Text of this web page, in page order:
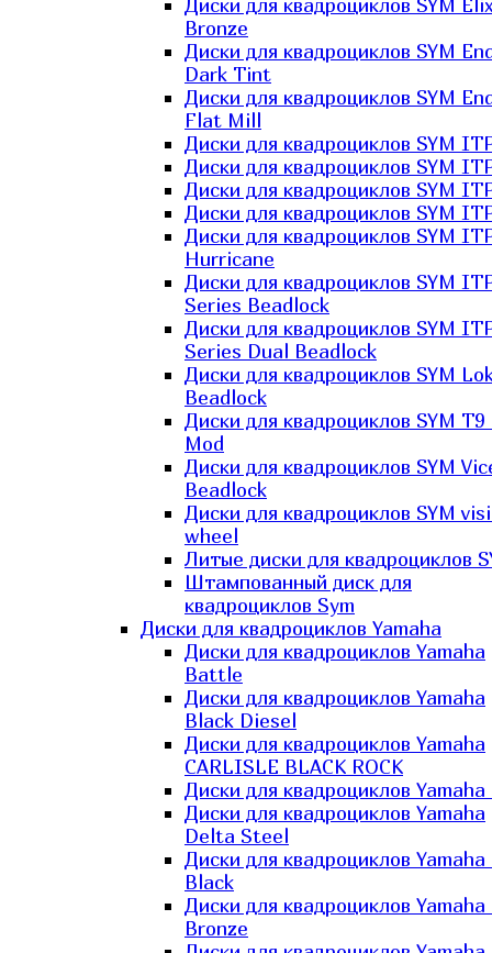
Диски для квадроциклов SYM
Bronze
Диски для квадроциклов SYM
Dark Tint
Диски для квадроциклов SYM
Flat Mill
Диски для квадроциклов SYM
Диски для квадроциклов SYM
Диски для квадроциклов SYM
Диски для квадроциклов SYM
Диски для квадроциклов SYM
Hurricane
Диски для квадроциклов SYM
Series Beadlock
Диски для квадроциклов SYM
Series Dual Beadlock
Диски для квадроциклов SYM
Beadlock
Диски для квадроциклов SYM T9
Mod
Диски для квадроциклов SYM
Beadlock
Диски для квадроциклов SYM
wheel
Литые диски для квадроциклов
Штампованный диск для
квадроциклов Sym
Диски для квадроциклов Yamaha
Диски для квадроциклов Yamaha
Battle
Диски для квадроциклов Yamaha
Black Diesel
Диски для квадроциклов Yamaha
CARLISLE BLACK ROCK
Диски для квадроциклов Yamaha
Диски для квадроциклов Yamaha
Delta Steel
Диски для квадроциклов
Black
Диски для квадроциклов
Bronze